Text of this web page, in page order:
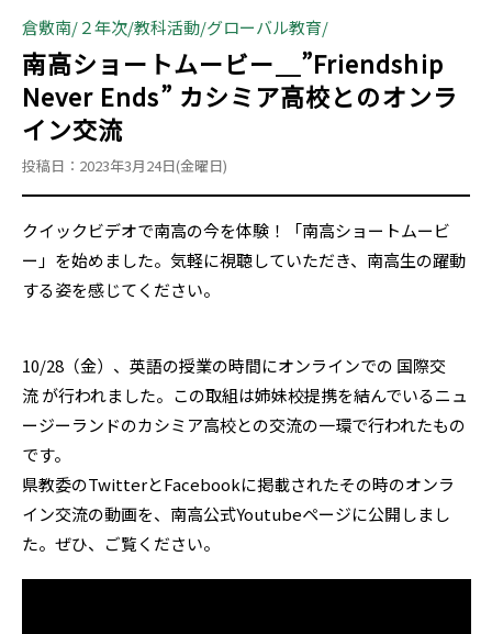
倉敷南 ２年次 教科活動 グローバル教育
南高ショートムービー＿”Friendship
Never Ends” カシミア高校とのオンラ
イン交流
投稿日：2023年3月24日(金曜日)
クイックビデオで南高の今を体験！「南高ショートムービ
ー」を始めました。気軽に視聴していただき、南高生の躍動
する姿を感じてください。
10/28（金）、英語の授業の時間にオンラインでの 国際交
流 が行われました。この取組は姉妹校提携を結んでいるニュ
ージーランドのカシミア高校との交流の一環で行われたもの
です。
県教委のTwitterとFacebookに掲載されたその時のオンラ
イン交流の動画を、南高公式Youtubeページに公開しまし
た。ぜひ、ご覧ください。